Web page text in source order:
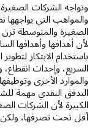
وتواجه الشركات
والمواهب التي يواجهها
الصغيرة والمتوسطة
لأن أهدافها وأهدافها
باستخدام الابتكار
السريع، وإحداث
والموارد الأخرى
التدفق النقدي مهمة
الكبيرة لأن الشركات
أقل تحت تصرفها، ولكن